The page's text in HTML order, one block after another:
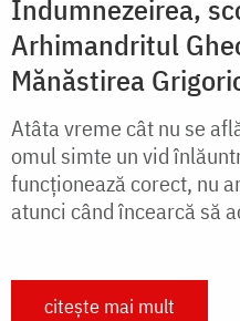
Îndumnezeirea,
Arhimandritul
Mănăstirea
Atâta vreme cât nu se
omul simte un vid
funcţionează corect, nu
atunci când încearcă să
citește mai mult